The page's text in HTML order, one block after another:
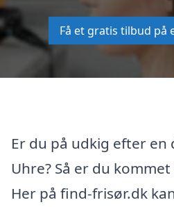
Få et gratis tilbud på
Er du på udkig efter
Uhre? Så er du
Her på find-frisør.dk